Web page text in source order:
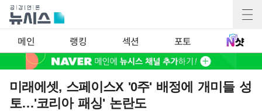
메인 랭킹 섹션 포토
미래에셋, 스페이스X '0주' 배정에 개미들 성
토…'코리아 패싱' 논란도